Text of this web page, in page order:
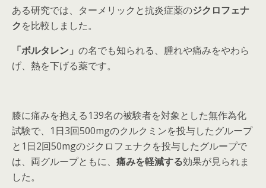
ある研究では、ターメリックと抗炎症薬のジクロフェナ
クを比較しました。
「ボルタレン」 の名でも知られる、腫れや痛みをやわら
げ、熱を下げる薬です。
膝に痛みを抱える139名の被験者を対象とした無作為化
試験で、1日3回500mgのクルクミンを投与したグループ
と1日2回50mgのジクロフェナクを投与したグループで
は、両グループともに、 痛みを軽減する効果が見られま
した。